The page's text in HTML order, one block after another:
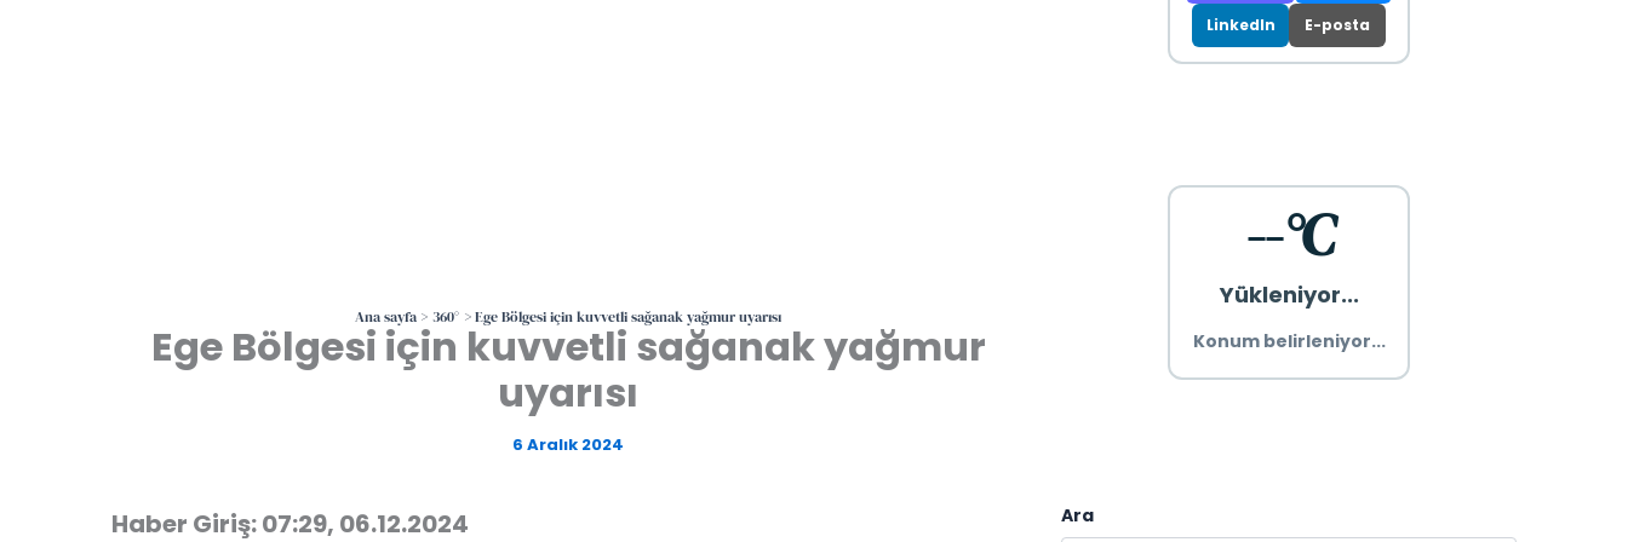
Ana sayfa 360° Ege Bölgesi için kuvvetli sağanak yağmur uyarısı
Ege Bölgesi için kuvvetli sağanak yağmur
uyarısı
6 Aralık 2024
Haber Giriş: 07:29, 06.12.2024
LinkedIn E-posta
--°C
Yükleniyor...
Konum belirleniyor...
Ara